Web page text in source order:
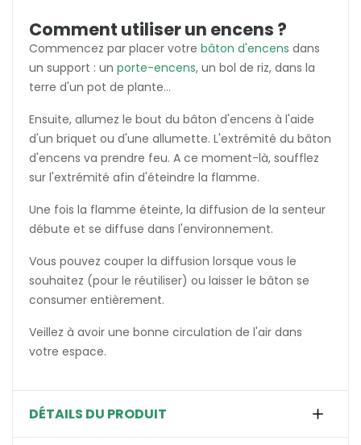
Comment utiliser un encens ?
Commencez par placer votre bâton d'encens dans
un support : un porte-encens, un bol de riz, dans la
terre d'un pot de plante...
Ensuite, allumez le bout du bâton d'encens à l'aide
d'un briquet ou d'une allumette. L'extrémité du bâton
d'encens va prendre feu. A ce moment-là, soufflez
sur l'extrémité afin d'éteindre la flamme.
Une fois la flamme éteinte, la diffusion de la senteur
débute et se diffuse dans l'environnement.
Vous pouvez couper la diffusion lorsque vous le
souhaitez (pour le réutiliser) ou laisser le bâton se
consumer entièrement.
Veillez à avoir une bonne circulation de l'air dans
votre espace.
DÉTAILS DU PRODUIT